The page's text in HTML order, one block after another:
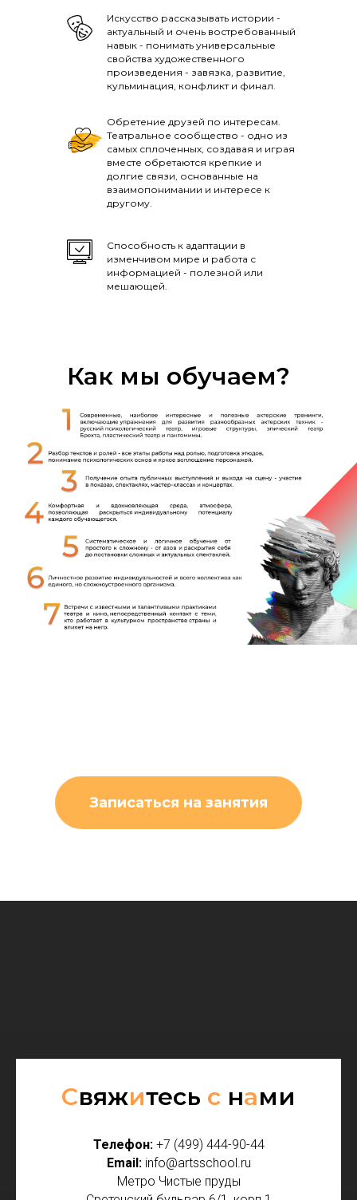
Искусство рассказывать истории -
актуальный и очень востребованный
навык - понимать универсальные
свойства художественного
произведения - завязка, развитие,
кульминация, конфликт и финал.
Обретение друзей по интересам.
Театральное сообщество - одно из
самых сплоченных, создавая и играя
вместе обретаются крепкие и
долгие связи, основанные на
взаимопонимании и интересе к
другому.
Способность к адаптации в
изменчивом мире и работа с
информацией - полезной или
мешающей.
Как мы обучаем?
Записаться на занятия
Свяжитесь с нами
Телефон: +7 (499) 444-90-44
Email: info@artsschool.ru
Метро Чистые пруды